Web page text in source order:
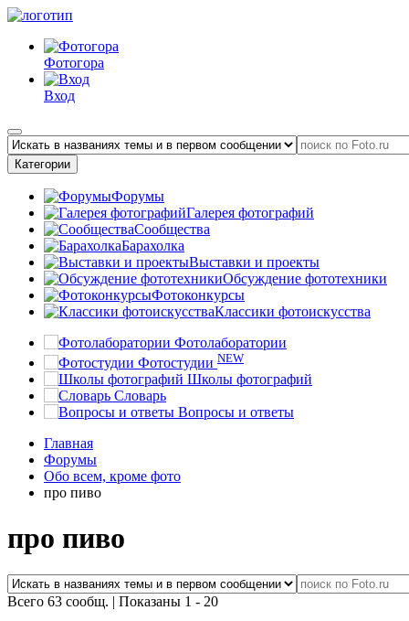
Фотогора
Вход
Категории
Форумы
Галерея фотографий
Сообщества
Барахолка
Выставки и проекты
Обсуждение фототехники
Фотоконкурсы
Классики фотоискусства
Фотолаборатории
Фотостудии NEW
Школы фотографий
Словарь
Вопросы и ответы
Главная
Форумы
Обо всем, кроме фото
про пиво
про пиво
Всего 63 сообщ. | Показаны 1 - 20